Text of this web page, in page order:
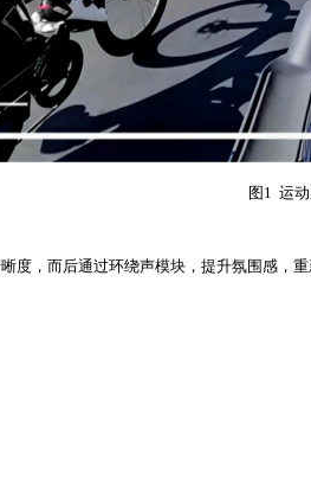
图1 运
，而后通过环绕声模块，提升氛围感，重